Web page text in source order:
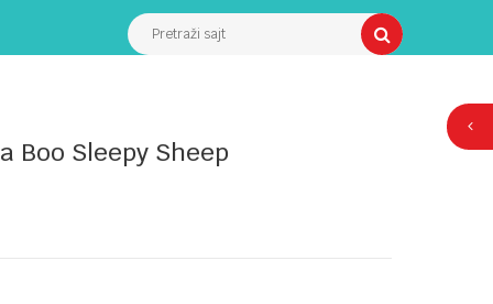
Pretraži sajt
Boo Sleepy Sheep